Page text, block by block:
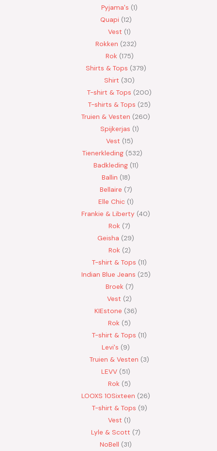
Pyjama's 1
Quapi 12
Vest 1
Rokken 232
Rok 175
Shirts & Tops 379
Shirt
30
T-shirt & Tops
200
T-shirts & Tops
25
Truien & Vesten
260
Spijkerjas 1
Vest 15
Tienerkleding 532
Badkleding 11
Ballin 18
Bellaire 7
Elle Chic 1
Frankie & Liberty 40
Rok 7
Geisha
29
Rok 2
T-shirt & Tops 11
Indian Blue Jeans 25
Broek 7
Vest
2
KIEstone
36
Rok 5
T-shirt & Tops 11
Levi's
9
Truien & Vesten
3
LEVV 51
Rok 5
LOOXS 10Sixteen
26
T-shirt & Tops 9
Vest 1
Lyle & Scott 7
NoBell
31